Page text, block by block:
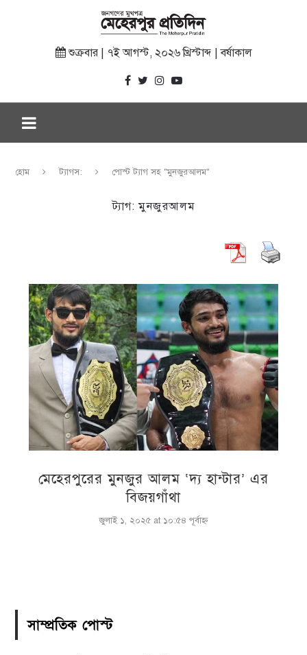
শুক্রবার | ৭ই আগস্ট, ২০২৬ খ্রিস্টাব্দ | বর্ষাকাল
হোম ট্যাগস: পোস্ট ট্যাগ সহ "মুনজুরআলম"
ট্যাগ:মুনজুরআলম
মেহেরপুরের মুনজুর আলম ‘দ্য হান্টার’ এর
বিজয়গাঁথা
জুলাই ১, ২০২৫ at ১০:৫৪ পূর্বাহ্ণ
সাম্প্রতিক পোস্ট